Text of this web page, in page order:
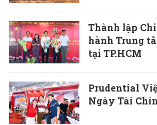
Thành lập Chi
hành Trung
tại TP.HCM
Prudential
Ngày Tài